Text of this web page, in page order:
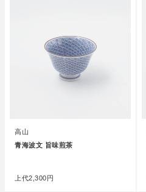
高山
青海波文 旨味煎茶
上代2,300円